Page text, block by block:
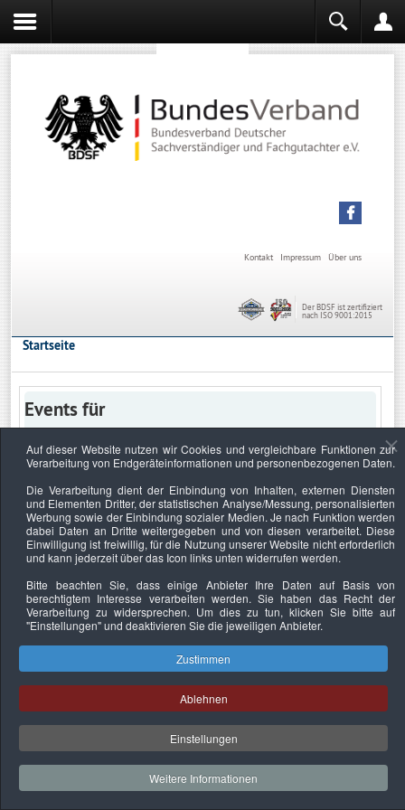
Über uns
Impressum
Kontakt
Der BDSF ist zertifiziert
nach ISO 9001:2015
Startseite
Events für
Keine Termine
Datenschutzerklärung Urheberrechtsnachweise Nachhaltigkeit
Copyright © 2026. Bundesverband Deutscher
Sachverständiger und Fachgutachter e.V..
Auf dieser Website nutzen wir Cookies und vergleichbare Funktionen zur
Verarbeitung von Endgeräteinformationen und personenbezogenen Daten.
Die Verarbeitung dient der Einbindung von Inhalten, externen Diensten
und Elementen Dritter, der statistischen Analyse/Messung, personalisierten
Werbung sowie der Einbindung sozialer Medien. Je nach Funktion werden
dabei Daten an Dritte weitergegeben und von diesen verarbeitet. Diese
Einwilligung ist freiwillig, für die Nutzung unserer Website nicht erforderlich
und kann jederzeit über das Icon links unten widerrufen werden.
Bitte beachten Sie, dass einige Anbieter Ihre Daten auf Basis von
berechtigtem Interesse verarbeiten werden. Sie haben das Recht der
Verarbeitung zu widersprechen. Um dies zu tun, klicken Sie bitte auf
"Einstellungen"und deaktivieren Sie die jeweiligen Anbieter.
Zustimmen
Ablehnen
Einstellungen
Weitere Informationen